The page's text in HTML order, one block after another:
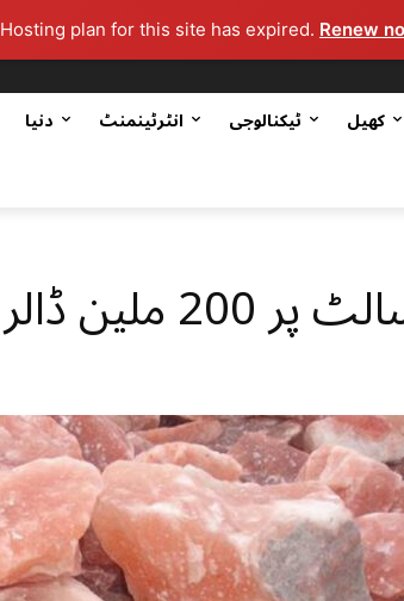
Hosting plan for this site has expired. Renew
دنیا انٹرٹینمنٹ ٹیکنالوجی کھیل
ڈالر کی سرمایہ کاری